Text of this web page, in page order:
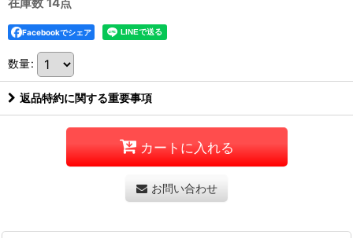
Facebookでシェア
数量:
返品特約に関する重要事項
カートに入れる
お問い合わせ